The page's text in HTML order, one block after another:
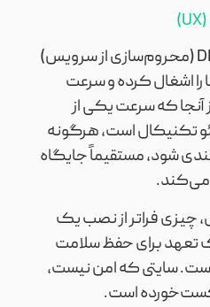
حملات امنیتی مانند DDoS (محروم‌سازی از سرویس)
را اشغال کرده و سرعت
آنجا که سرعت یکی از
تکنیکال است، هرگونه
شود، مستقیماً جایگاه
می‌کند.
چیزی فراتر از نصب یک
تعهد برای حفظ سلامت
است. سایتی که امن نیست،
است.